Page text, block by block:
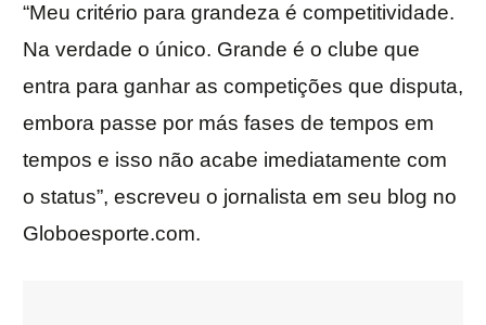
“Meu critério para grandeza é competitividade.
Na verdade o único. Grande é o clube que
entra para ganhar as competições que disputa,
embora passe por más fases de tempos em
tempos e isso não acabe imediatamente com
o status”, escreveu o jornalista em seu blog no
Globoesporte.com.